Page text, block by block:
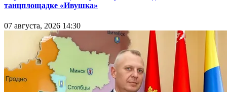
танцплощадке «Ивушка»
07 августа, 2026 14:30